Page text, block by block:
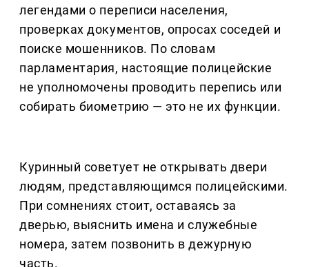
легендами о переписи населения,
проверках документов, опросах соседей и
поиске мошенников. По словам
парламентария, настоящие полицейские
не уполномочены проводить перепись или
собирать биометрию — это не их функции.
Куринный советует не открывать двери
людям, представляющимся полицейскими.
При сомнениях стоит, оставаясь за
дверью, выяснить имена и служебные
номера, затем позвонить в дежурную
часть.